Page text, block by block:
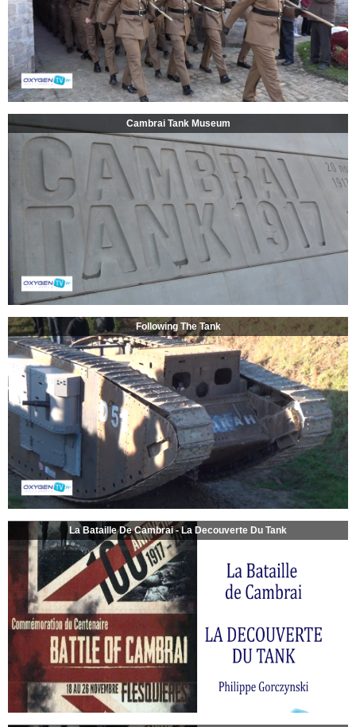
Cambrai Tank Museum
Following The Tank
La Bataille De Cambrai - La Decouverte Du Tank